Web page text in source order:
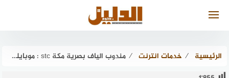
الرئيسية ⁄ خدمات انترنت ⁄ مندوب الياف بصرية مكة stc : موبايلي | الدليل دوت كوم